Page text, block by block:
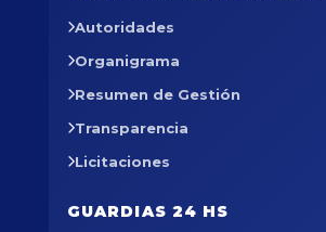
Autoridades
Organigrama
Resumen de Gestión
Transparencia
Licitaciones
GUARDIAS 24 HS